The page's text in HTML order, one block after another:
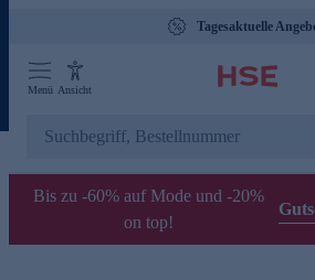
Tagesaktuelle
Menü Ansicht
Bis zu -60% auf Mode und -20%
on top!